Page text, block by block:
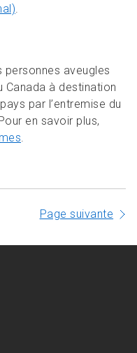
.
personnes aveugles
Canada à destination
par l’entremise du
en savoir plus,
.
Page suivante